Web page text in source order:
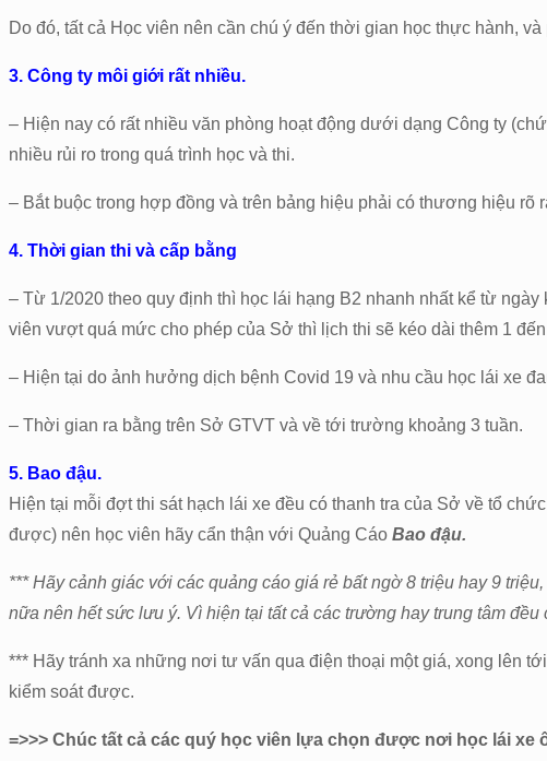
Do đó, tất cả Học viên nên cần chú ý đến thời gian học thực hành,
3. Công ty môi giới rất nhiều.
– Hiện nay có rất nhiều văn phòng hoạt động dưới dạng Công ty
nhiều rủi ro trong quá trình học và thi.
– Bắt buộc trong hợp đồng và trên bảng hiệu phải có thương hiệu
4. Thời gian thi và cấp bằng
– Từ 1/2020 theo quy định thì học lái hạng B2 nhanh nhất kể từ
viên vượt quá mức cho phép của Sở thì lịch thi sẽ kéo dài thêm 1
– Hiện tại do ảnh hưởng dịch bệnh Covid 19 và nhu cầu học lái xe
– Thời gian ra bằng trên Sở GTVT và về tới trường khoảng 3 tuần.
5. Bao đậu.
Hiện tại mỗi đợt thi sát hạch lái xe đều có thanh tra của Sở về tổ
được) nên học viên hãy cẩn thận với Quảng Cáo Bao đậu.
*** Hãy cảnh giác với các quảng cáo giá rẻ bất ngờ 8 triệu hay 9
nữa nên hết sức lưu ý. Vì hiện tại tất cả các trường hay trung tâm đều
*** Hãy tránh xa những nơi tư vấn qua điện thoại một giá, xong lên
kiểm soát được.
=>>> Chúc tất cả các quý học viên lựa chọn được nơi học lái